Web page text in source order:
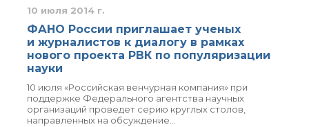
10 июля 2014 г.
ФАНО России приглашает ученых
и журналистов к диалогу в рамках
нового проекта РВК по популяризации
науки
10 июля «Российская венчурная компания» при
поддержке Федерального агентства научных
организаций проведет серию круглых столов,
направленных на обсуждение…